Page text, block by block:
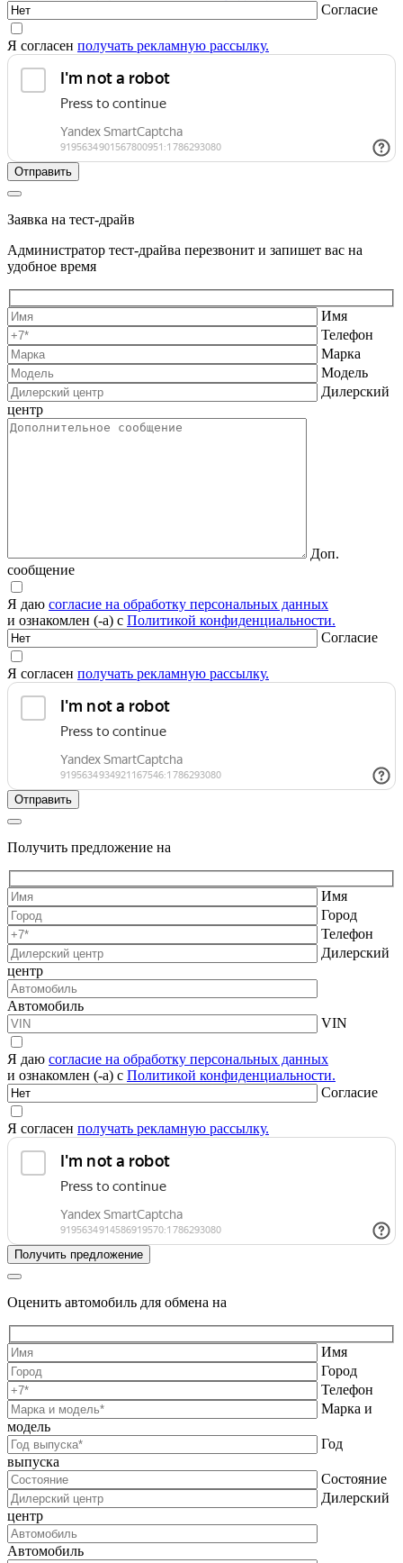
Согласие
Я согласен получать рекламную рассылку.
Заявка на тест-драйв
Администратор тест-драйва перезвонит и запишет вас на
удобное время
Имя
Телефон
Марка
Модель
Дилерский
центр
Доп.
сообщение
Я даю согласие на обработку персональных данных
и ознакомлен (-а) с Политикой конфиденциальности.
Согласие
Я согласен получать рекламную рассылку.
Получить предложение на
Имя
Город
Телефон
Дилерский
центр
Автомобиль
VIN
Я даю согласие на обработку персональных данных
и ознакомлен (-а) с Политикой конфиденциальности.
Согласие
Я согласен получать рекламную рассылку.
Оценить автомобиль для обмена на
Имя
Город
Телефон
Марка и
модель
Год
выпуска
Состояние
Дилерский
центр
Автомобиль